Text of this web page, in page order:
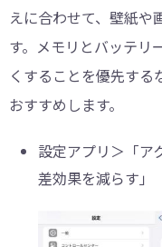
えに合わせて、壁紙や
す。メモリとバッテリ
くすることを優先する
おすすめします。
設定アプリ＞「ア
差効果を減らす」